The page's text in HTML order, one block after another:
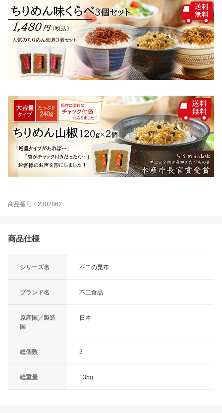
商品番号：2302862
商品仕様
シリーズ名 不二の昆布
ブランド名 不二食品
原産国／製造
国
日本
総個数 3
総重量 135g